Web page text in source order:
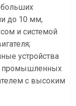
до 10 мм,
и системой
устройства
промышленных
с высоким